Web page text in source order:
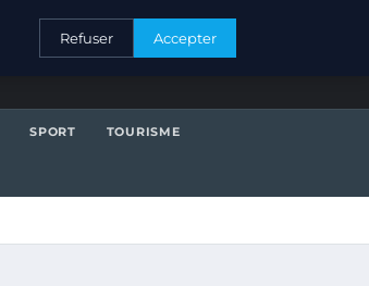
CONTACT
SPORT TOURISME
Refuser Accepter